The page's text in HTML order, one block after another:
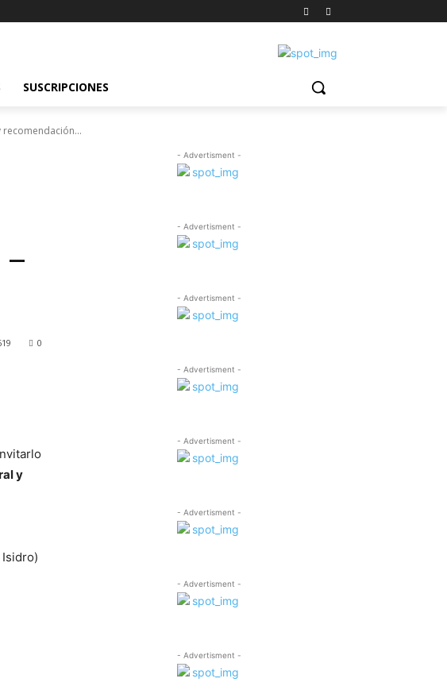
SUSCRIPCIONES
recomendación...
–
0
y
- Advertisment -
- Advertisment -
- Advertisment -
- Advertisment -
- Advertisment -
- Advertisment -
- Advertisment -
- Advertisment -